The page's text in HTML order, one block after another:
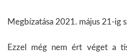
Megbízatása 2021. május 21-ig
Ezzel még nem ért véget a